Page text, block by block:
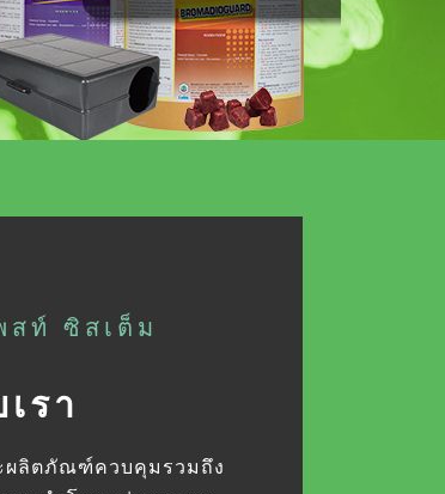
สท์ ซิสเต็ม
รา
ผลิตภัณฑ์ควบคุมรวมถึง